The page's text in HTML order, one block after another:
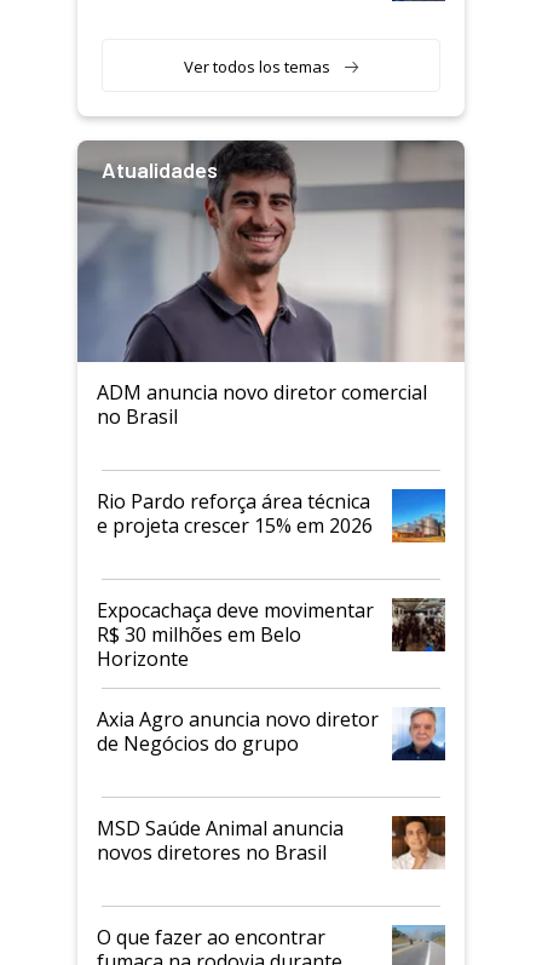
Ver todos los temas
Atualidades
ADM anuncia novo diretor comercial
no Brasil
Rio Pardo reforça área técnica
e projeta crescer 15% em 2026
Expocachaça deve movimentar
R$ 30 milhões em Belo
Horizonte
Axia Agro anuncia novo diretor
de Negócios do grupo
MSD Saúde Animal anuncia
novos diretores no Brasil
O que fazer ao encontrar